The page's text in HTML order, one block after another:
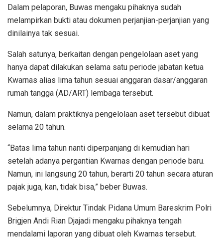
Dalam pelaporan, Buwas mengaku pihaknya sudah
melampirkan bukti atau dokumen perjanjian-perjanjian yang
dinilainya tak sesuai.
Salah satunya, berkaitan dengan pengelolaan aset yang
hanya dapat dilakukan selama satu periode jabatan ketua
Kwarnas alias lima tahun sesuai anggaran dasar/anggaran
rumah tangga (AD/ART) lembaga tersebut.
Namun, dalam praktiknya pengelolaan aset tersebut dibuat
selama 20 tahun.
“Batas lima tahun nanti diperpanjang di kemudian hari
setelah adanya pergantian Kwarnas dengan periode baru.
Namun, ini langsung 20 tahun, berarti 20 tahun secara aturan
pajak juga, kan, tidak bisa,” beber Buwas.
Sebelumnya, Direktur Tindak Pidana Umum Bareskrim Polri
Brigjen Andi Rian Djajadi mengaku pihaknya tengah
mendalami laporan yang dibuat oleh Kwarnas tersebut.